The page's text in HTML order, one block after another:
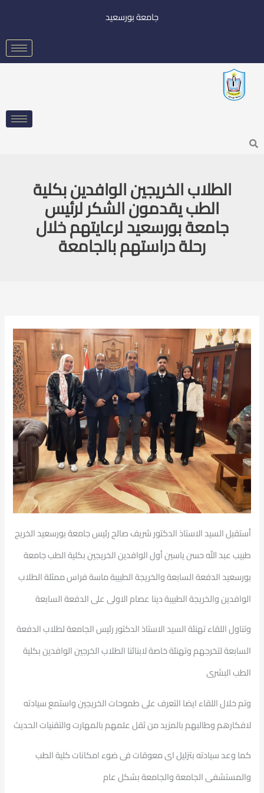
جامعة بورسعيد
Search
الطلاب الخريجين الوافدين بكلية
الطب يقدمون الشكر لرئيس
جامعة بورسعيد لرعايتهم خلال
رحلة دراستهم بالجامعة
أستقبل السيد الاستاذ الدكتور شريف صالح رئيس جامعة بورسعيدالخريج
طبيب عبد الله حسن ياسين أول الوافدين الخريجين بكلية الطب جامعة
بورسعيد الدفعة السابعة والخريجة الطبيبة ماسة فراس ممثلة الطلاب
الوافدين والخريجة الطبيبة دينا عصام الاولى على الدفعة السابعة
وتناول اللقاء تهنئة السيد الاستاذ الدكتور رئيس الجامعة لطلاب الدفعة
السابعة لتخرجهم وتهنئة خاصة لابنائنا الطلاب الخرجين الوافدين بكلية
الطب البشرى
وتم خلال اللقاء ايضا التعرف على طموحات الخريجين واستمع سيادته
لافكارهم وطالبهم بالمزيد من ثقل علمهم بالمهارت والتقنيات الحديث
كما وعد سيادته بتزليل اى معوقات فى ضوء امكانات كلية الطب
والمستشفى الجامعة والجامعة بشكل عام